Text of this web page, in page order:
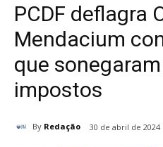
PCDF deflagra
Mendacium
que
impostos
By Redação 30 de abril de 2024